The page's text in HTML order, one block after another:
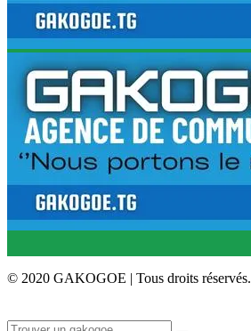
© 2020 GAKOGOE | Tous droits réservés.